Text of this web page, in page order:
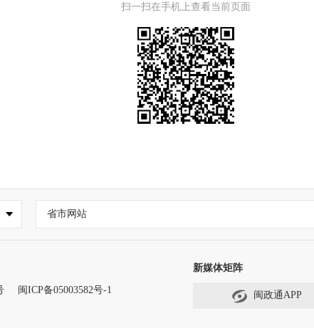
扫一扫在手机上查看当前页面
省市网站
闽ICP备05003582号-1
新媒体矩阵
闽政通APP